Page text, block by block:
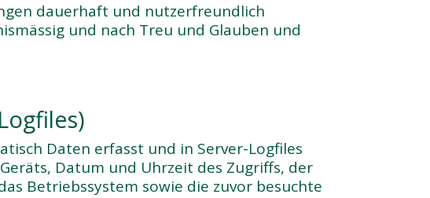
dauerhaft und nutzerfreundlich
und nach Treu und Glauben und
Daten erfasst und in Server-Logfiles
Datum und Uhrzeit des Zugriffs, der
Betriebssystem sowie die zuvor besuchte